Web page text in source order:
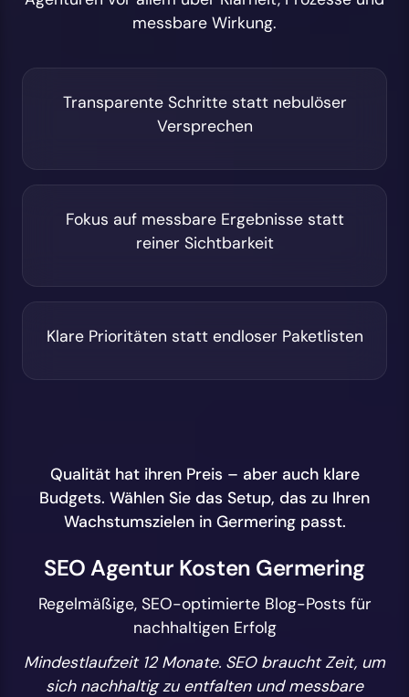
messbare Wirkung.
Transparente Schritte statt nebulöser
Versprechen
Fokus auf messbare Ergebnisse statt
reiner Sichtbarkeit
Klare Prioritäten statt endloser Paketlisten
Qualität hat ihren Preis – aber auch klare
Budgets. Wählen Sie das Setup, das zu Ihren
Wachstumszielen in Germering passt.
SEO Agentur Kosten Germering
Regelmäßige, SEO-optimierte Blog-Posts für
nachhaltigen Erfolg
Mindestlaufzeit 12 Monate. SEO braucht Zeit, um
sich nachhaltig zu entfalten und messbare